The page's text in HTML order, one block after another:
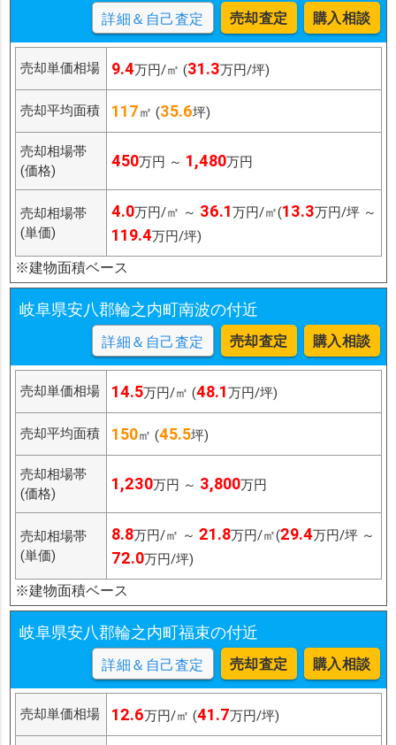
詳細＆自己査定 売却査定 購入相談
売却単価相場 9.4万円/㎡ (31.3万円/坪)
売却平均面積 117㎡ (35.6坪)
売却相場帯
(価格)
450万円 ～ 1,480万円
売却相場帯
(単価)
4.0万円/㎡ ～ 36.1万円/㎡(13.3万円/坪 ～
119.4万円/坪)
※建物面積ベース
岐阜県安八郡輪之内町南波の付近
詳細＆自己査定 売却査定 購入相談
売却単価相場 14.5万円/㎡ (48.1万円/坪)
売却平均面積 150㎡ (45.5坪)
売却相場帯
(価格)
1,230万円 ～ 3,800万円
売却相場帯
(単価)
8.8万円/㎡ ～ 21.8万円/㎡(29.4万円/坪 ～
72.0万円/坪)
※建物面積ベース
岐阜県安八郡輪之内町福束の付近
詳細＆自己査定 売却査定 購入相談
売却単価相場 12.6万円/㎡ (41.7万円/坪)